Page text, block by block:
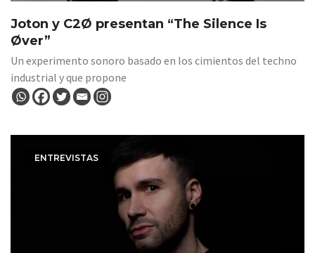
Joton y C2Ø presentan “The Silence Is
Øver”
Un experimento sonoro basado en los cimientos del techno
industrial y que propone
ENTREVISTAS